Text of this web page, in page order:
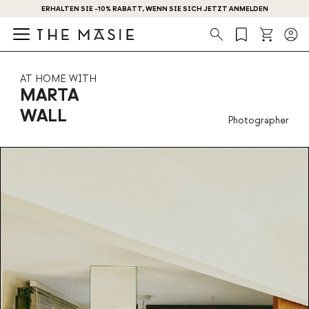
ERHALTEN SIE -10% RABATT, WENN SIE SICH JETZT ANMELDEN
Suche
AT HOME WITH
MARTA
WALL
Photographer